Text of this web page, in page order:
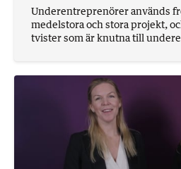
Underentreprenörer används
medelstora och stora projekt,
tvister som är knutna till